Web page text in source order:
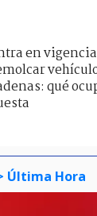
en
qué
Última Hora